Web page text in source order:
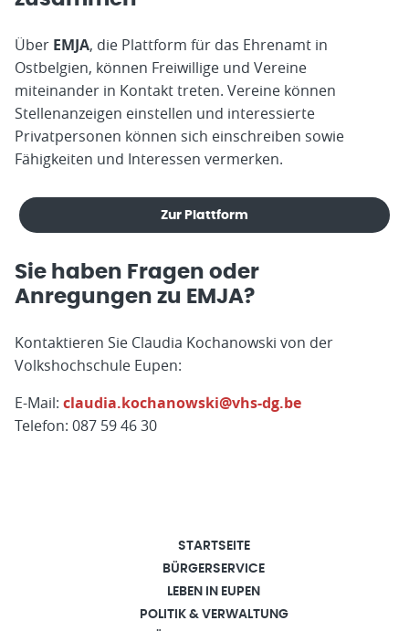
Über EMJA, die Plattform für das Ehrenamt in
Ostbelgien, können Freiwillige und Vereine
miteinander in Kontakt treten. Vereine können
Stellenanzeigen einstellen und interessierte
Privatpersonen können sich einschreiben sowie
Fähigkeiten und Interessen vermerken.
Zur Plattform
Sie haben Fragen oder
Anregungen zu EMJA?
Kontaktieren Sie Claudia Kochanowski von der
Volkshochschule Eupen:
E-Mail: claudia.kochanowski@vhs-dg.be
Telefon: 087 59 46 30
STARTSEITE
BÜRGERSERVICE
LEBEN IN EUPEN
POLITIK & VERWALTUNG